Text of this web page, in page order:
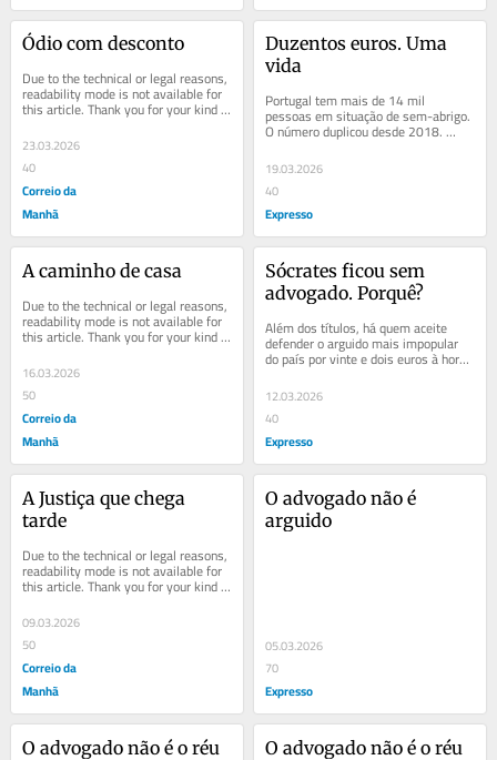
Ódio com desconto
Due to the technical or legal reasons,
readability mode is not available for
this article. Thank you for your kind
23.03.2026
40
Correio da
Manhã
Duzentos euros. Uma
vida
Portugal tem mais de 14 mil
pessoas em situação de sem-abrigo.
O número duplicou desde 2018.
Muitas são invisíveis até morrerem.
Algumas nem aí
19.03.2026
40
Expresso
A caminho de casa
Due to the technical or legal reasons,
readability mode is not available for
this article. Thank you for your kind
16.03.2026
50
Correio da
Manhã
Sócrates ficou sem
advogado. Porquê?
Além dos títulos, há quem aceite
defender o arguido mais impopular
do país por vinte e dois euros à hora.
E seja tratado como cúmplice
12.03.2026
40
Expresso
A Justiça que chega
tarde
Due to the technical or legal reasons,
readability mode is not available for
this article. Thank you for your kind
09.03.2026
50
Correio da
Manhã
O advogado não é
arguido
05.03.2026
70
Expresso
O advogado não é o réu O advogado não é o réu